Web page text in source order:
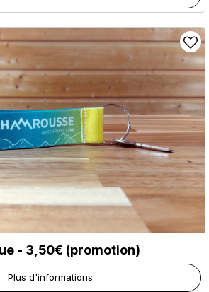
- 3,50€ (promotion)
Plus d'informations